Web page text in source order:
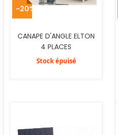
CANAPE D'ANGLE ELTON
4 PLACES
Stock épuisé
-20%